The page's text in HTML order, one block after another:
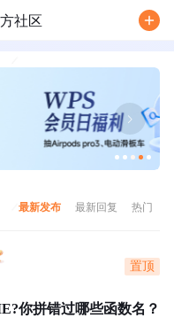
社区
最新发布 最新回复 热门
置顶
你拼错过哪些函数名？